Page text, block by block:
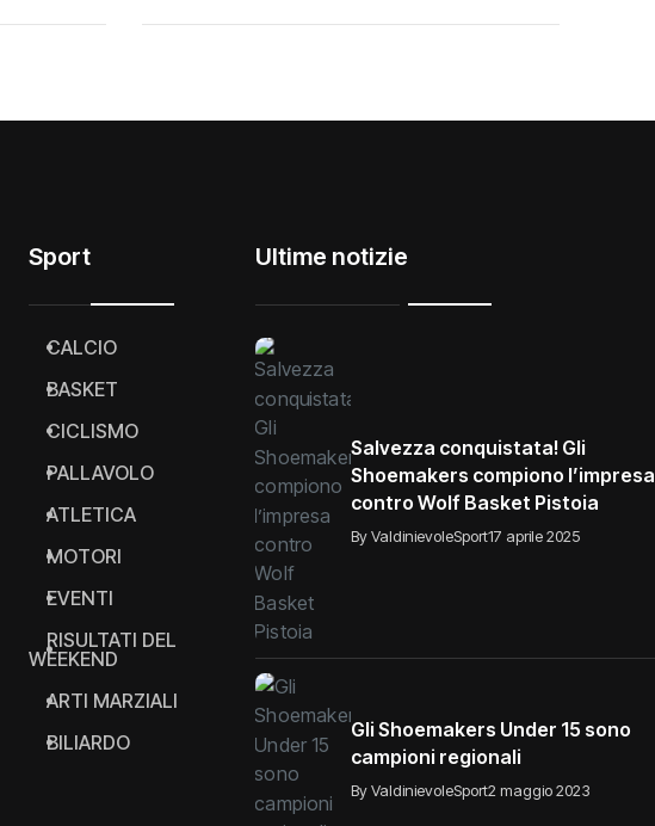
Sport
CALCIO
BASKET
CICLISMO
PALLAVOLO
ATLETICA
MOTORI
EVENTI
RISULTATI DEL
WEEKEND
ARTI MARZIALI
BILIARDO
Ultime notizie
Salvezza conquistata! Gli
Shoemakers compiono l’impresa
contro Wolf Basket Pistoia
By ValdinievoleSport17 aprile 2025
Gli Shoemakers Under 15 sono
campioni regionali
By ValdinievoleSport2 maggio 2023